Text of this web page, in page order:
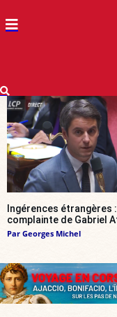
Ingérences étrangères
complainte de Gabriel
Par Georges Michel